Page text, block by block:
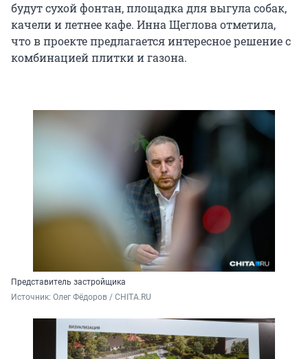
будут сухой фонтан, площадка для выгула собак,
качели и летнее кафе. Инна Щеглова отметила,
что в проекте предлагается интересное решение с
комбинацией плитки и газона.
Представитель застройщика
Источник: Олег Фёдоров / CHITA.RU